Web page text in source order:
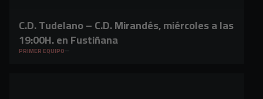
C.D. Tudelano – C.D. Mirandés, miércoles a las
19:00H. en Fustiñana
PRIMER EQUIPO